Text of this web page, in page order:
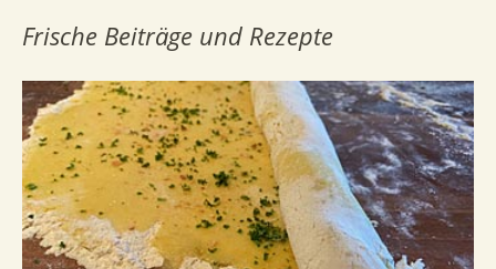
Frische Beiträge und Rezepte